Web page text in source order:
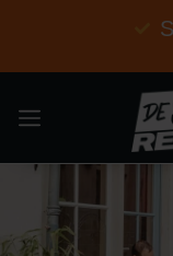
Shop nu